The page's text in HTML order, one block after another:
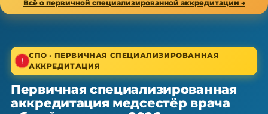
Всё о первичной специализированной аккредитации →
СПО · первичная специализированная аккредитация
Первичная специализированная
аккредитация медсестёр врача
СПО · ПЕРВИЧНАЯ СПЕЦИАЛИЗИРОВАННАЯ
АККРЕДИТАЦИЯ
Первичная специализированная
аккредитация медсестёр врача